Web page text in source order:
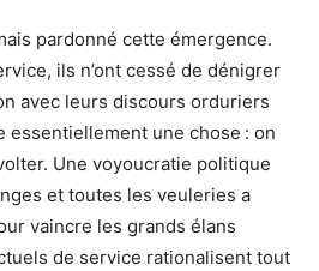
pardonné cette émergence.
ils n’ont cessé de dénigrer
avec leurs discours orduriers
essentiellement une chose : on
Une voyoucratie politique
et toutes les veuleries a
vaincre les grands élans
de service rationalisent tout